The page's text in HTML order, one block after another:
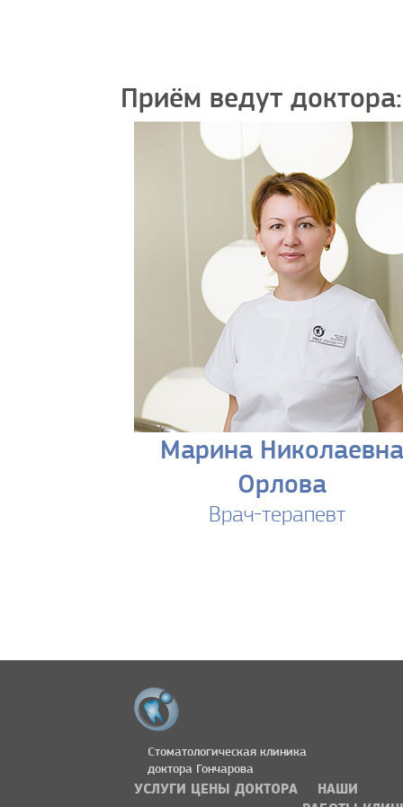
Приём ведут доктора:
Марина
Орлова
Врач-терапевт
Стоматологическая клиника
доктора Гончарова
УСЛУГИ ЦЕНЫ ДОКТОРА
НАШИ